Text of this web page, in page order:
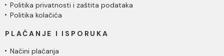
Politika privatnosti i zaštita podataka
Politika kolačića
PLAĆANJE I ISPORUKA
Načini plaćanja